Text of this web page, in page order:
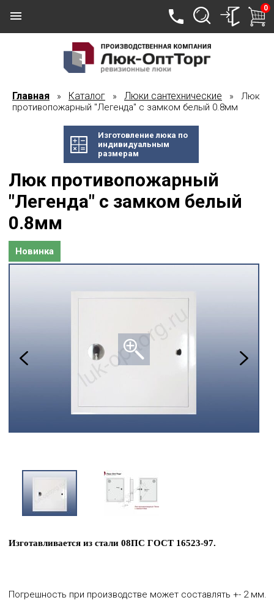
0
Главная » Каталог » Люки сантехнические » Люк
противопожарный "Легенда" с замком белый 0.8мм
Изготовление люка по
индивидуальным
размерам
Люк противопожарный
"Легенда" с замком белый
0.8мм
Новинка
Изготавливается из стали 08ПС ГОСТ 16523-97.
Погрешность при производстве может составлять +- 2 мм.